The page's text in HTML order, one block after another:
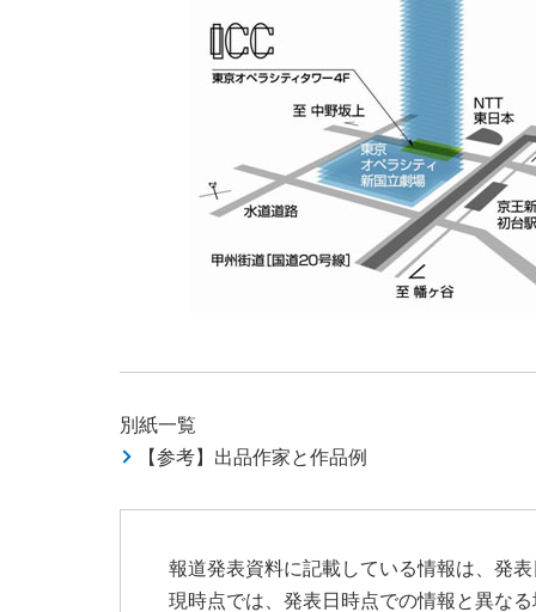
別紙一覧
【参考】出品作家と作品例
報道発表資料に記載している情報は、発
現時点では、発表日時点での情報と異な